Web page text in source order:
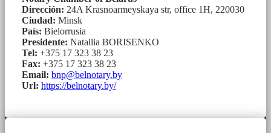
Dirección: 24A Krasnoarmeyskaya str, office 1H, 220030
Ciudad: Minsk
País: Bielorrusia
Presidente: Natallia BORISENKO
Tel: +375 17 323 38 23
Fax: +375 17 323 38 23
Email: bnp@belnotary.by
Url: https://belnotary.by/